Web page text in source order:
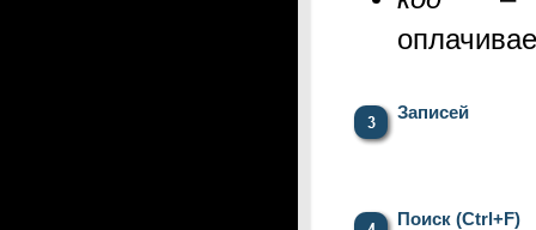
Записей
Поиск (Ctrl+F)